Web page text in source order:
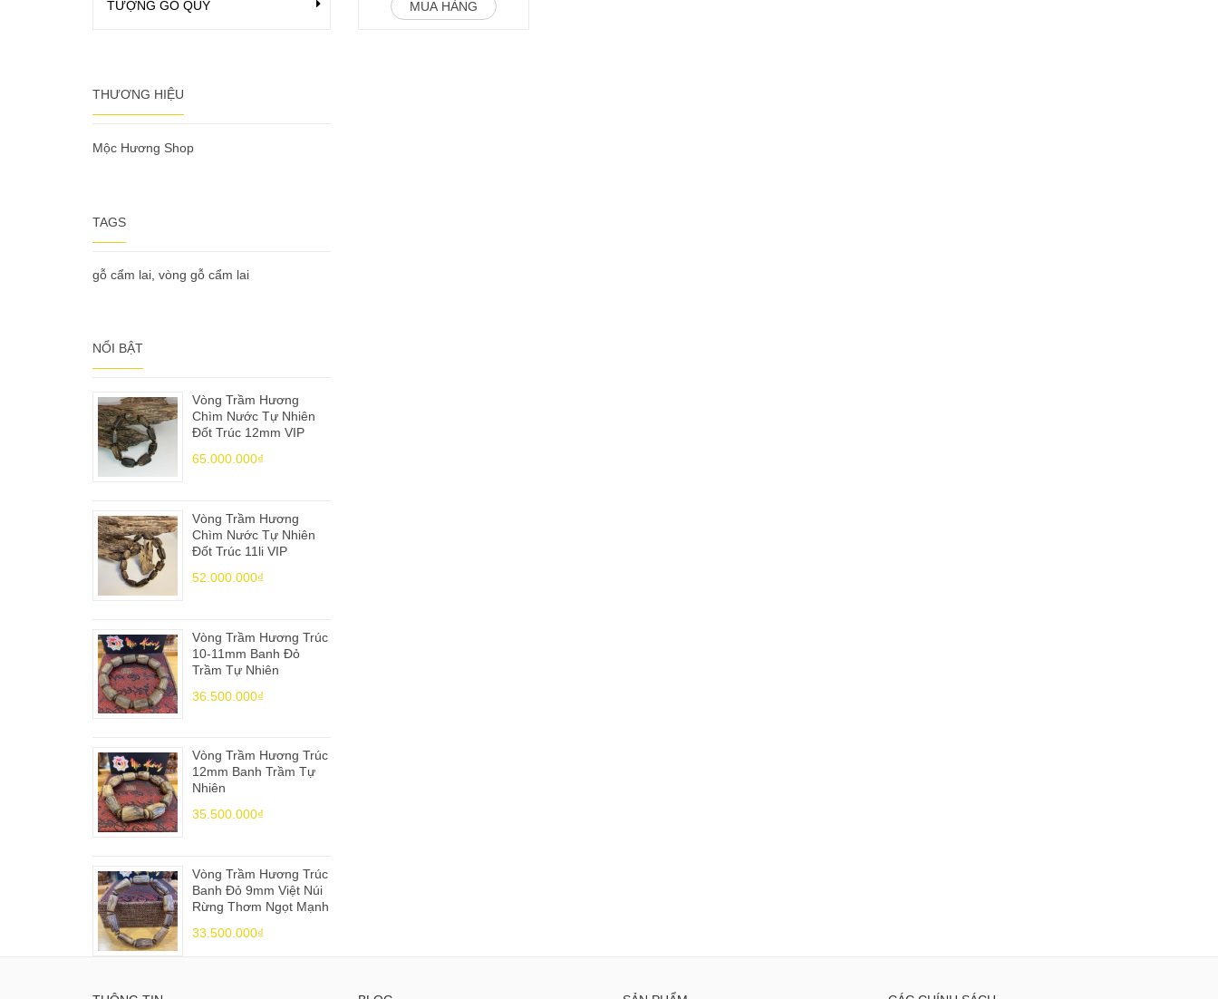
MUA HÀNG
TƯỢNG GỖ QUÝ
THƯƠNG HIỆU
Mộc Hương Shop
TAGS
gỗ cẩm lai vòng gỗ cẩm lai
NỔI BẬT
Vòng Trầm Hương
Chìm Nước Tự Nhiên
Đốt Trúc 12mm VIP
65.000.000₫
Vòng Trầm Hương
Chìm Nước Tự Nhiên
Đốt Trúc 11li VIP
52.000.000₫
Vòng Trầm Hương Trúc
10-11mm Banh Đỏ
Trầm Tự Nhiên
36.500.000₫
Vòng Trầm Hương Trúc
12mm Banh Trầm Tự
Nhiên
35.500.000₫
Vòng Trầm Hương Trúc
Banh Đỏ 9mm Việt Núi
Rừng Thơm Ngọt Mạnh
33.500.000₫